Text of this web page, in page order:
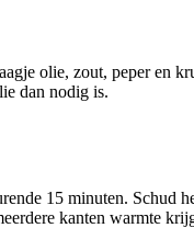
olie, zout, peper en
dan nodig is.
15 minuten. Schud
kanten warmte